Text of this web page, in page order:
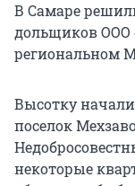
В Самаре
дольщиков ООО
региональном
Высотку начали
поселок
некоторые